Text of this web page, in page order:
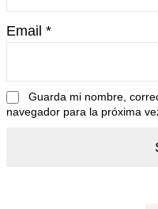
Email *
Guarda mi nombre,
navegador para la próxima